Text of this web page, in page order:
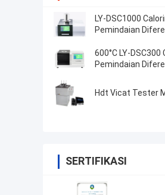
LY-DSC1000
Pemindaian
600°C LY-
Pemindaian
Hdt Vicat Tester
SERTIFIKASI